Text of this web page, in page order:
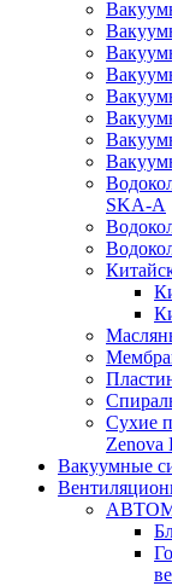
SKA-A
Сухие
Zenova
Вакуумные